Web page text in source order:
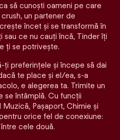
să cunoști oameni pe care
un partener de
încet și se transformă în
ce nu cauți încă, Tinder îți
ți se potrivește.
ți preferințele și începe să dai
te place și el/ea, s-a
e alegerea ta. Trimite un
se întâmplă. Cu funcții
Pașaport, Chimie și
orice fel de conexiune:
cele două.